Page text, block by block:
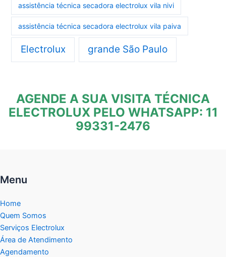
assistência técnica secadora electrolux vila nivi
assistência técnica secadora electrolux vila paiva
Electrolux grande São Paulo
AGENDE A SUA VISITA TÉCNICA
ELECTROLUX PELO WHATSAPP: 11
99331-2476
Menu
Home
Quem Somos
Serviços Electrolux
Área de Atendimento
Agendamento